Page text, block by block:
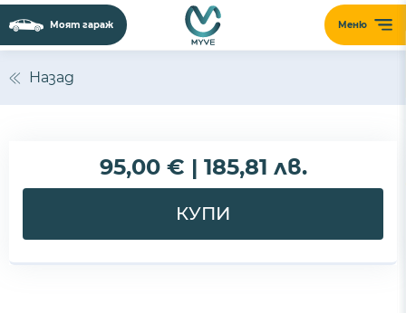
Меню
Моят гараж
Назад
95,00 € | 185,81 лв.
КУПИ